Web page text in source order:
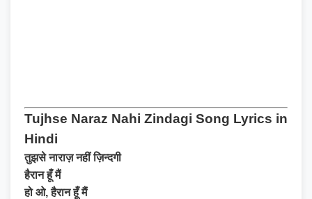
Tujhse Naraz Nahi Zindagi Song Lyrics in
Hindi
तुझसे नाराज़ नहीं ज़िन्दगी
हैरान हूँ मैं
हो ओ, हैरान हूँ मैं